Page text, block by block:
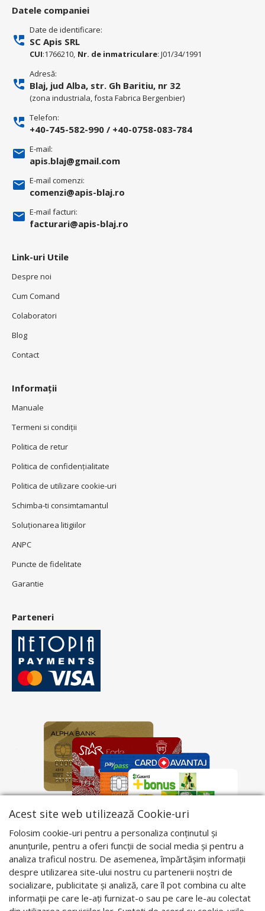
Datele companiei
Date de identificare:
SC Apis SRL
CUI:1766210, Nr. de inmatriculare: J01/34/1991
Adresă:
Blaj, jud Alba, str. Gh Baritiu, nr 32
(zona industriala, fosta Fabrica Bergenbier)
Telefon:
+40-745-582-990 / +40-0758-083-784
E-mail:
apis.blaj@gmail.com
E-mail comenzi:
comenzi@apis-blaj.ro
E-mail facturi:
facturari@apis-blaj.ro
Link-uri Utile
Despre noi
Cum Comand
Colaboratori
Blog
Contact
Informații
Manuale
Termeni si condiţii
Politica de retur
Politica de confidenţialitate
Politica de utilizare cookie-uri
Schimba-ti consimtamantul
Soluționarea litigiilor
ANPC
Puncte de fidelitate
Garantie
Parteneri
Acest site web utilizează Cookie-uri
Folosim cookie-uri pentru a personaliza conținutul și
anunțurile, pentru a oferi funcții de social media și pentru a
analiza traficul nostru. De asemenea, împărtășim informații
despre utilizarea site-ului nostru cu partenerii noștri de
socializare, publicitate și analiză, care îl pot combina cu alte
informații pe care le-ați furnizat-o sau pe care le-au colectat